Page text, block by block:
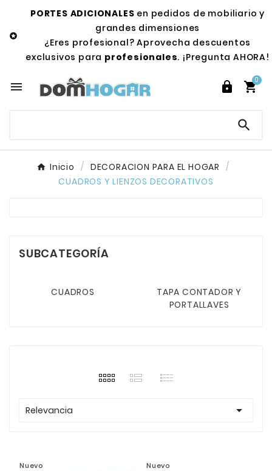

PORTES ADICIONALES en pedidos de mobiliario y
grandes dimensiones
¿Eres profesional? Aprovecha descuentos
exclusivos para profesionales. ¡Pregunta AHORA!
  
0

Inicio
DECORACION PARA EL HOGAR
CUADROS Y LIENZOS DECORATIVOS
SUBCATEGORÍA
CUADROS
TAPA CONTADOR Y
PORTALLAVES
Relevancia 
Nuevo Nuevo